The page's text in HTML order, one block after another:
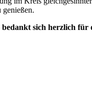
sich herzlich für